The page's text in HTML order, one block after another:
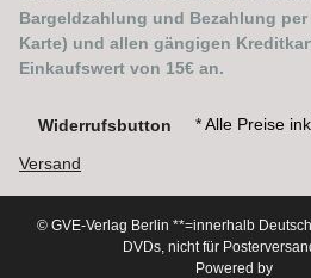
Bargeldzahlung und Bezahlung
Karte) und allen gängigen
Einkaufswert von 15€ an.
Widerrufsbutton * Alle Preise
Versand
© GVE-Verlag Berlin **=innerhalb
DVDs, nicht für
Powered by